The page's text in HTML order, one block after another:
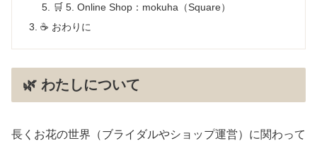
🛒 5. Online Shop：mokuha（Square）
☕️ おわりに
🌿 わたしについて
長くお花の世界（ブライダルやショップ運営）に関わって